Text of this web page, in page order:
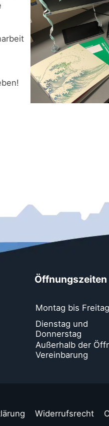
Öffnungszeiten
Montag bis Freitag
Dienstag und
Donnerstag
Außerhalb der
Vereinbarung
Widerrufsrecht